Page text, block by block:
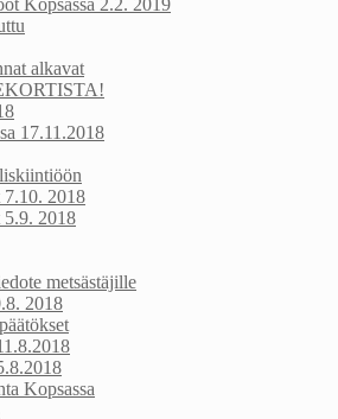
alkavat
17.11.2018
7.10. 2018
5.9. 2018
metsästäjille
2018
Kopsassa